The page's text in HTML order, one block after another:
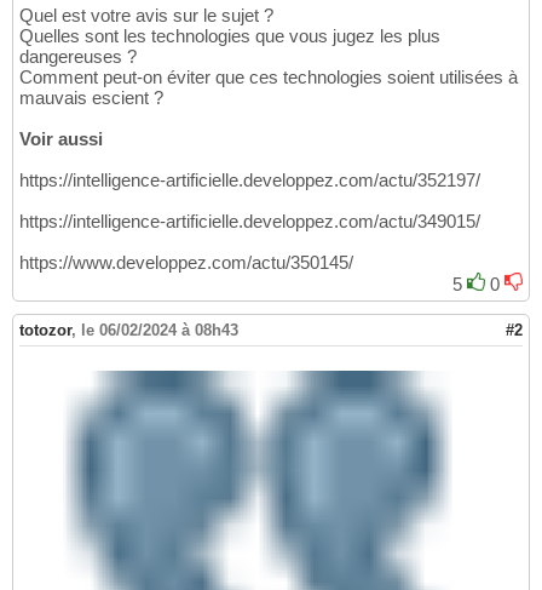
Quel est votre avis sur le sujet ?
Quelles sont les technologies que vous jugez les plus
dangereuses ?
Comment peut-on éviter que ces technologies soient utilisées à
mauvais escient ?
Voir aussi
https://intelligence-artificielle.developpez.com/actu/352197/
https://intelligence-artificielle.developpez.com/actu/349015/
https://www.developpez.com/actu/350145/
5
0
totozor, le 06/02/2024 à 08h43 #2